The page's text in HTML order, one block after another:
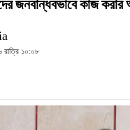
জনবান্ধবভাবে কাজ করার
১০:০৮